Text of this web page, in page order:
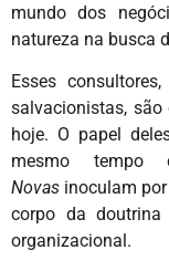
mundo dos
natureza na busca
Esses
salvacionistas,
hoje. O papel
mesmo tempo
Novas inoculam
corpo da
organizacional.